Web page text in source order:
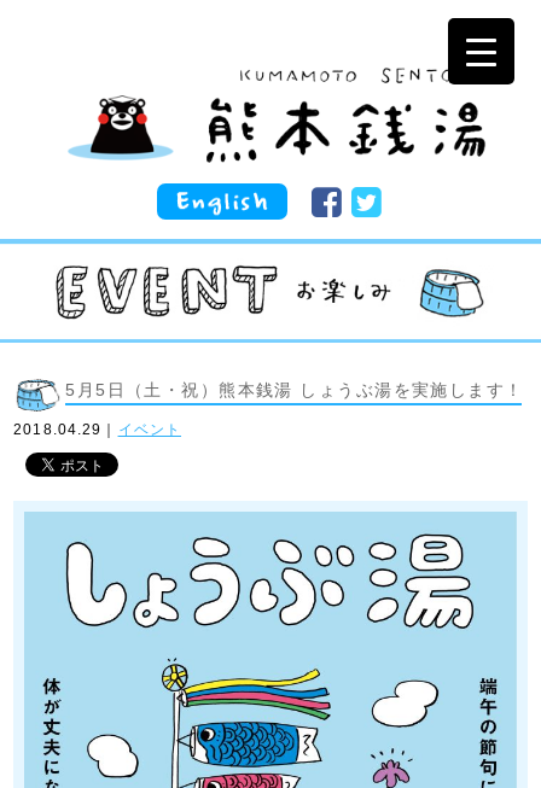
5月5日（土・祝）熊本銭湯 しょうぶ湯を実施します！
2018.04.29｜ イベント